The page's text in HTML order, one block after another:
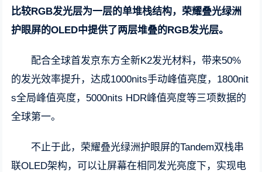
比较RGB发光层为一层的单堆栈结构，荣耀叠光绿洲
护眼屏的OLED中提供了两层堆叠的RGB发光层。
配合全球首发京东方全新K2发光材料，带来50%
的发光效率提升，达成1000nits手动峰值亮度，1800nit
s全局峰值亮度，5000nits HDR峰值亮度等三项数据的
全球第一。
不止于此，荣耀叠光绿洲护眼屏的Tandem双栈串
联OLED架构，可以让屏幕在相同发光亮度下，实现电